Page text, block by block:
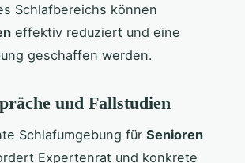
Schlafbereichs können
effektiv reduziert und eine
geschaffen werden.
und Fallstudien
Schlafumgebung für Senioren
Expertenrat und konkrete